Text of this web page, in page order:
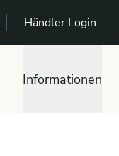
Händler Login
Informationen